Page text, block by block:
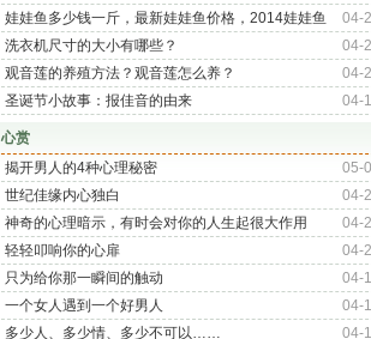
04-
娃娃鱼多少钱一斤，最新娃娃鱼价格，2014娃娃鱼
多少钱一斤？
04-
洗衣机尺寸的大小有哪些？
04-
观音莲的养殖方法？观音莲怎么养？
04-
圣诞节小故事：报佳音的由来
心赏
05-
揭开男人的4种心理秘密
04-
世纪佳缘内心独白
04-
神奇的心理暗示，有时会对你的人生起很大作用
04-
轻轻叩响你的心扉
04-
只为给你那一瞬间的触动
04-
一个女人遇到一个好男人
04-
多少人、多少情、多少不可以……